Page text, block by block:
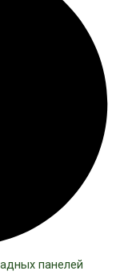
панелей